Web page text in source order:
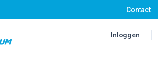
Contact
B.V.
Inloggen